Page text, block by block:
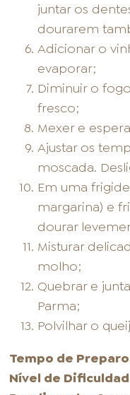
juntar os
dourarem
Adicionar o
evaporar;
Diminuir o
fresco;
Mexer e
Ajustar os
moscada.
Em uma
margarina) e
dourar
Misturar
molho;
Quebrar e
Parma;
Polvilhar o
Tempo de
Nível de